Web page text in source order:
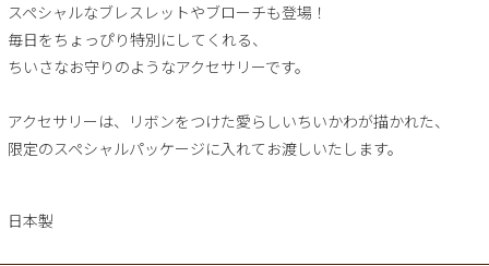
スペシャルなブレスレットやブローチも登場！
毎日をちょっぴり特別にしてくれる、
ちいさなお守りのようなアクセサリーです。
アクセサリーは、リボンをつけた愛らしいちいかわが描かれた、
限定のスペシャルパッケージに入れてお渡しいたします。
日本製